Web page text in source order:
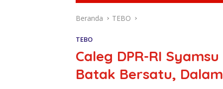
Beranda TEBO
TEBO
Caleg DPR-RI
Batak Bersatu,
SMSI Terima
Krisis Guru,
Camat Tebo